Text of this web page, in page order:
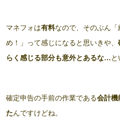
マネフォは有料なので、そのぶん
め！」って感じになると思いきや、
らく感じる部分も意外とあるな…と
確定申告の手前の作業である会計機
たんですけどね。